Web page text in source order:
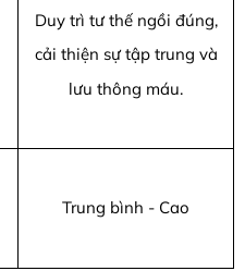
Duy trì tư thế ngồi đúng,
cải thiện sự tập trung và
lưu thông máu.
Trung bình - Cao